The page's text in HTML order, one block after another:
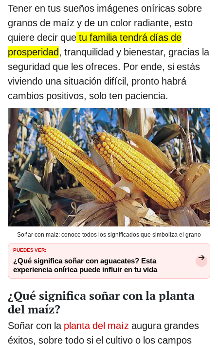
Tener en tus sueños imágenes oníricas sobre
granos de maíz y de un color radiante, esto
quiere decir que tu familia tendrá días de
prosperidad, tranquilidad y bienestar, gracias la
seguridad que les ofreces. Por ende, si estás
viviendo una situación difícil, pronto habrá
cambios positivos, solo ten paciencia.
Soñar con maíz: conoce todos los significados que simboliza el grano
PUEDES VER:
¿Qué significa soñar con aguacates? Esta
experiencia onírica puede influir en tu vida
¿Qué significa soñar con la planta
del maíz?
Soñar con la planta del maíz augura grandes
éxitos, sobre todo si el cultivo o los campos